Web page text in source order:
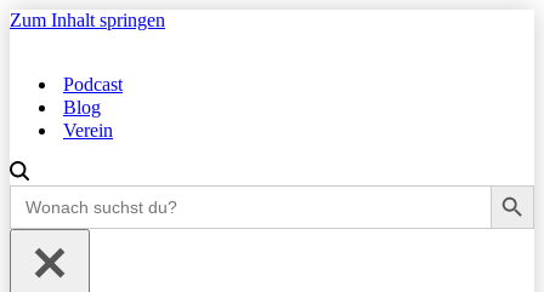
Zum Inhalt springen
Podcast
Blog
Verein
Search
for:
Search Button